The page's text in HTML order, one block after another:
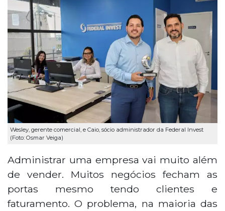
Wesley, gerente comercial, e Caio, sócio administrador da Federal Invest
(Foto: Osmar Veiga)
Administrar uma empresa vai muito além
de vender. Muitos negócios fecham as
portas mesmo tendo clientes e
faturamento. O problema, na maioria das